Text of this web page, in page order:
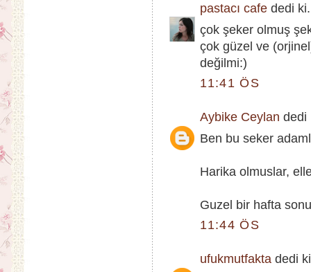
pastacı cafe dedi
çok şeker olmuş
çok güzel ve
değilmi:)
11:41 ÖS
Aybike Ceylan dedi
Ben bu seker
Harika olmuslar,
Guzel bir hafta
11:44 ÖS
ufukmutfakta dedi